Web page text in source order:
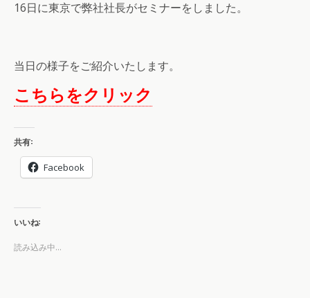
16日に東京で弊社社長がセミナーをしました。
当日の様子をご紹介いたします。
こちらをクリック
共有:
Facebook
いいね:
読み込み中...